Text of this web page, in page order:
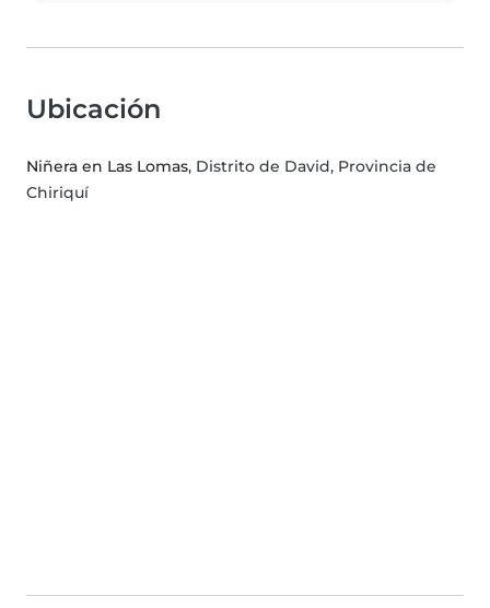
Ubicación
Niñera en Las Lomas, Distrito de David, Provincia de
Chiriquí